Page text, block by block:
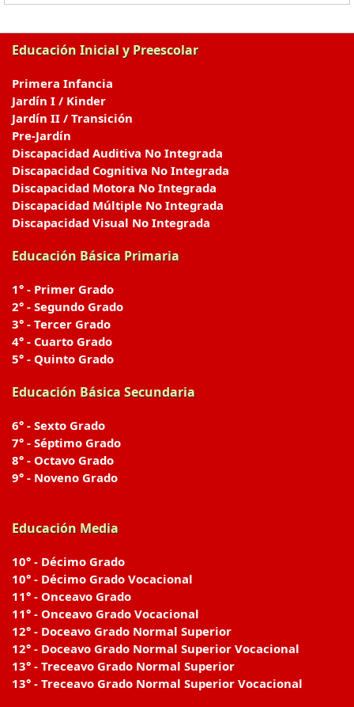
Educación Inicial y Preescolar
Primera Infancia
Jardín I / Kinder
Jardín II / Transición
Pre-Jardín
Discapacidad Auditiva No Integrada
Discapacidad Cognitiva No Integrada
Discapacidad Motora No Integrada
Discapacidad Múltiple No Integrada
Discapacidad Visual No Integrada
Educación Básica Primaria
1° - Primer Grado
2° - Segundo Grado
3° - Tercer Grado
4° - Cuarto Grado
5° - Quinto Grado
Educación Básica Secundaria
6° - Sexto Grado
7° - Séptimo Grado
8° - Octavo Grado
9° - Noveno Grado
Educación Media
10° - Décimo Grado
10° - Décimo Grado Vocacional
11° - Onceavo Grado
11° - Onceavo Grado Vocacional
12° - Doceavo Grado Normal Superior
12° - Doceavo Grado Normal Superior Vocacional
13° - Treceavo Grado Normal Superior
13° - Treceavo Grado Normal Superior Vocacional